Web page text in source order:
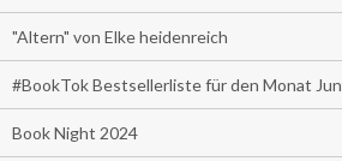
"Altern" von Elke heidenreich
#BookTok Bestsellerliste für den Monat
Book Night 2024